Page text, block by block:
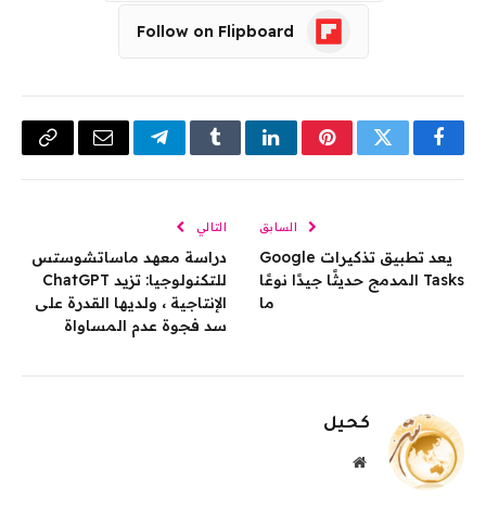
Follow on Flipboard
فيسبوكتويتر بينتيريستلينكدإنTumblrتيلقرامالبريد
Copy
السابق
يعد تطبيق تذكيرات Google
Tasks المدمج حديثًا جيدًا نوعًا
ما
التالي
دراسة معهد ماساتشوستس
للتكنولوجيا: تزيد ChatGPT
الإنتاجية ، ولديها القدرة على
سد فجوة عدم المساواة
كحيل
موقع